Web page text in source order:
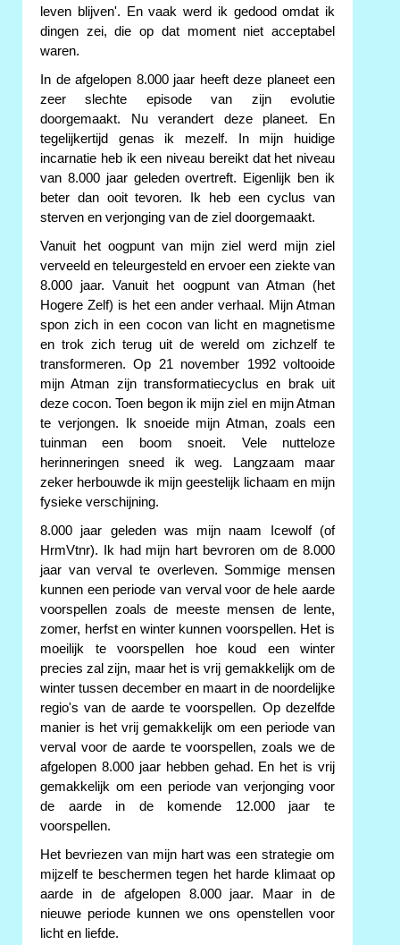
leven blijven'. En vaak werd ik gedood omdat ik
dingen zei, die op dat moment niet acceptabel
waren.
In de afgelopen 8.000 jaar heeft deze planeet een
zeer slechte episode van zijn evolutie
doorgemaakt. Nu verandert deze planeet. En
tegelijkertijd genas ik mezelf. In mijn huidige
incarnatie heb ik een niveau bereikt dat het niveau
van 8.000 jaar geleden overtreft. Eigenlijk ben ik
beter dan ooit tevoren. Ik heb een cyclus van
sterven en verjonging van de ziel doorgemaakt.
Vanuit het oogpunt van mijn ziel werd mijn ziel
verveeld en teleurgesteld en ervoer een ziekte van
8.000 jaar. Vanuit het oogpunt van Atman (het
Hogere Zelf) is het een ander verhaal. Mijn Atman
spon zich in een cocon van licht en magnetisme
en trok zich terug uit de wereld om zichzelf te
transformeren. Op 21 november 1992 voltooide
mijn Atman zijn transformatiecyclus en brak uit
deze cocon. Toen begon ik mijn ziel en mijn Atman
te verjongen. Ik snoeide mijn Atman, zoals een
tuinman een boom snoeit. Vele nutteloze
herinneringen sneed ik weg. Langzaam maar
zeker herbouwde ik mijn geestelijk lichaam en mijn
fysieke verschijning.
8.000 jaar geleden was mijn naam Icewolf (of
HrmVtnr). Ik had mijn hart bevroren om de 8.000
jaar van verval te overleven. Sommige mensen
kunnen een periode van verval voor de hele aarde
voorspellen zoals de meeste mensen de lente,
zomer, herfst en winter kunnen voorspellen. Het is
moeilijk te voorspellen hoe koud een winter
precies zal zijn, maar het is vrij gemakkelijk om de
winter tussen december en maart in de noordelijke
regio's van de aarde te voorspellen. Op dezelfde
manier is het vrij gemakkelijk om een periode van
verval voor de aarde te voorspellen, zoals we de
afgelopen 8.000 jaar hebben gehad. En het is vrij
gemakkelijk om een periode van verjonging voor
de aarde in de komende 12.000 jaar te
voorspellen.
Het bevriezen van mijn hart was een strategie om
mijzelf te beschermen tegen het harde klimaat op
aarde in de afgelopen 8.000 jaar. Maar in de
nieuwe periode kunnen we ons openstellen voor
licht en liefde.